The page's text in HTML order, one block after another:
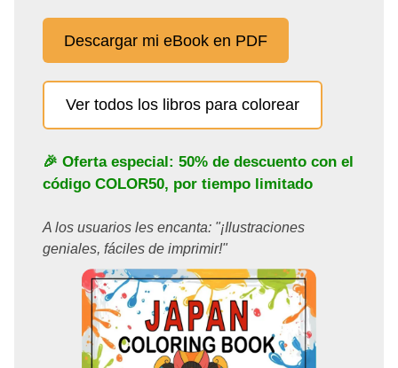
Descargar mi eBook en PDF
Ver todos los libros para colorear
🎉 Oferta especial: 50% de descuento con el
código COLOR50, por tiempo limitado
A los usuarios les encanta: "¡Ilustraciones
geniales, fáciles de imprimir!"